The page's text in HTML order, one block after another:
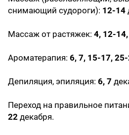
снимающий судороги): 12-14
Массаж от растяжек: 4, 12-14,
Ароматерапия: 6, 7, 15-17,
Депиляция, эпиляция: 6, 7
Переход на правильное
22 декабря.